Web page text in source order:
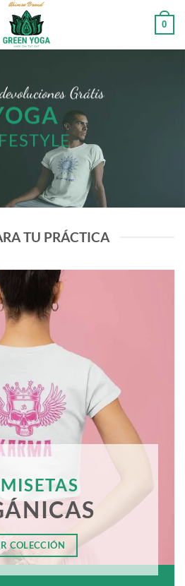
0
Grátis
TU PRÁCTICA
COLECCIÓN